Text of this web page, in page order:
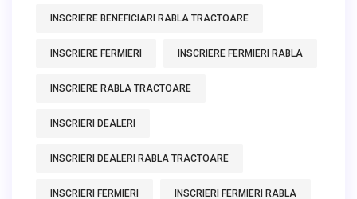
INSCRIERE BENEFICIARI RABLA TRACTOARE
INSCRIERE FERMIERI INSCRIERE FERMIERI RABLA
INSCRIERE RABLA TRACTOARE
INSCRIERI DEALERI
INSCRIERI DEALERI RABLA TRACTOARE
INSCRIERI FERMIERI INSCRIERI FERMIERI RABLA